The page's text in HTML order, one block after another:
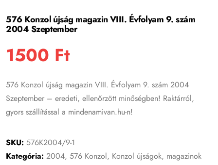
576 Konzol újság magazin VIII. Évfolyam 9. szám
2004 Szeptember
1500 Ft
576 Konzol újság magazin VIII. Évfolyam 9. szám 2004
Szeptember – eredeti, ellenőrzött minőségben! Raktárról,
gyors szállítással a mindenamivan.hu-n!
SKU:576K2004/9-1
Kategória: 2004,576 Konzol, Konzol újságok, magazinok